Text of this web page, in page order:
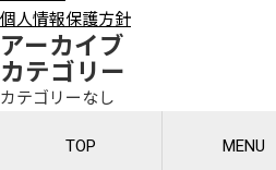
個人情報保護方針
アーカイブ
カテゴリー
カテゴリーなし
TOP MENU